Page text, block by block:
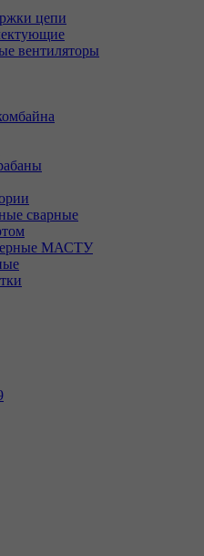
цепи
вентиляторы
сварные
МАСТУ